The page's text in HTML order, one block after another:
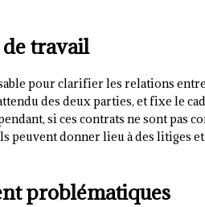
travail
pour clarifier les relations
des deux parties, et fixe le
si ces contrats ne sont pas
peuvent donner lieu à des litiges
problématiques